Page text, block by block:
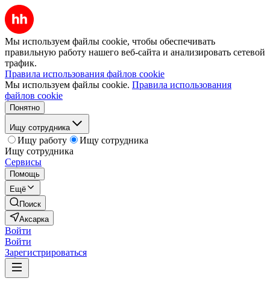
Мы используем файлы cookie, чтобы обеспечивать
правильную работу нашего веб-сайта и анализировать сетевой
трафик.
Правила использования файлов cookie
Мы используем файлы cookie. Правила использования
файлов cookie
Понятно
Ищу сотрудника
Ищу работу
Ищу сотрудника
Ищу сотрудника
Сервисы
Помощь
Ещё
Поиск
Аксарка
Войти
Войти
Зарегистрироваться